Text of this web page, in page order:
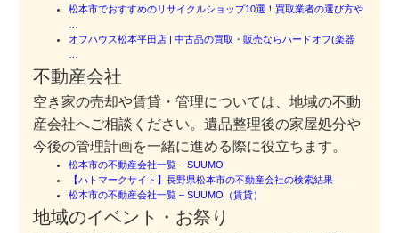
松本市でおすすめのリサイクルショップ10選！買取業者の選び方や
オフハウス松本平田店 | 中古品の買取・販売ならハードオフ(楽器
不動産会社
空き家の売却や賃貸・管理については、地域の不動
産会社へご相談ください。遺品整理後の家屋処分や
今後の管理計画を一緒に進める際に役立ちます。
松本市の不動産会社一覧 – SUUMO
【ハトマークサイト】長野県松本市の不動産会社の検索結果
松本市の不動産会社一覧 – SUUMO（賃貸）
地域のイベント・お祭り